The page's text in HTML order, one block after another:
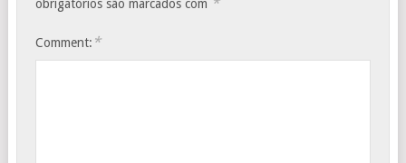
obrigatórios são marcados com
Comment: *